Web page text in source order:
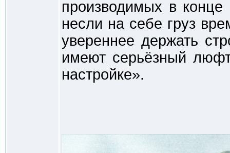
производимых в
несли на себе груз
увереннее держать
имеют серьёзный
настройке».